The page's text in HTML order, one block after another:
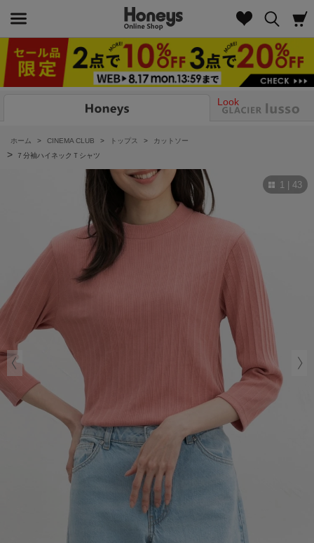
Look
ホーム > CINEMA CLUB > トップス > カットソー
> ７分袖ハイネックＴシャツ
1 | 43